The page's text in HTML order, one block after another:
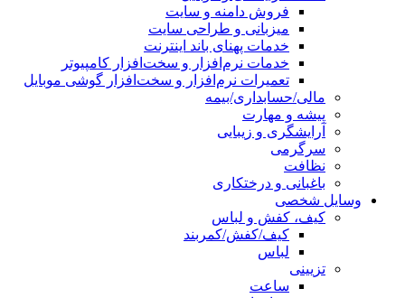
فروش دامنه و سایت
میزبانی و طراحی سایت
خدمات پهنای باند اینترنت
خدمات نرم‌افزار و سخت‌افزار کامپیوتر
تعمیرات نرم‌افزار و سخت‌افزار گوشی موبایل
مالی/حسابداری/بیمه
پیشه و مهارت
آرایشگری و زیبایی
سرگرمی
نظافت
باغبانی و درختکاری
وسایل شخصی
کیف، کفش و لباس
کیف/کفش/کمربند
لباس
تزیینی
ساعت